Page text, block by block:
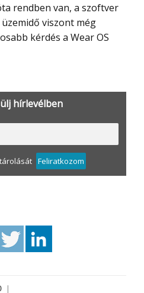
rendben van, a szoftver
viszont még
kérdés a Wear OS
hírlevélben
Feliratkozom
|